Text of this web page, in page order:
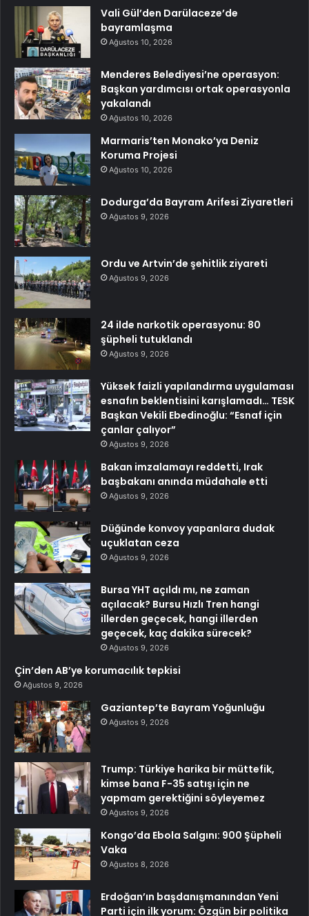
Vali Gül’den Darülaceze’de
bayramlaşma
Ağustos 10, 2026
Menderes Belediyesi’ne operasyon:
Başkan yardımcısı ortak operasyonla
yakalandı
Ağustos 10, 2026
Marmaris’ten Monako’ya Deniz
Koruma Projesi
Ağustos 10, 2026
Dodurga’da Bayram Arifesi Ziyaretleri
Ağustos 9, 2026
Ordu ve Artvin’de şehitlik ziyareti
Ağustos 9, 2026
24 ilde narkotik operasyonu: 80
şüpheli tutuklandı
Ağustos 9, 2026
Yüksek faizli yapılandırma uygulaması
esnafın beklentisini karışlamadı… TESK
Başkan Vekili Ebedinoğlu: “Esnaf için
çanlar çalıyor”
Ağustos 9, 2026
Bakan imzalamayı reddetti, Irak
başbakanı anında müdahale etti
Ağustos 9, 2026
Düğünde konvoy yapanlara dudak
uçuklatan ceza
Ağustos 9, 2026
Bursa YHT açıldı mı, ne zaman
açılacak? Bursu Hızlı Tren hangi
illerden geçecek, hangi illerden
geçecek, kaç dakika sürecek?
Ağustos 9, 2026
Çin’den AB’ye korumacılık tepkisi
Ağustos 9, 2026
Gaziantep’te Bayram Yoğunluğu
Ağustos 9, 2026
Trump: Türkiye harika bir müttefik,
kimse bana F-35 satışı için ne
yapmam gerektiğini söyleyemez
Ağustos 9, 2026
Kongo’da Ebola Salgını: 900 Şüpheli
Vaka
Ağustos 8, 2026
Erdoğan’ın başdanışmanından Yeni
Parti için ilk yorum: Özgün bir politika